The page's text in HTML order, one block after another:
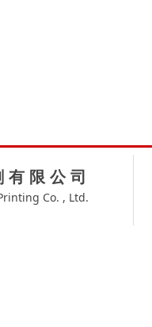
有 限 公 司
Co. , Ltd.